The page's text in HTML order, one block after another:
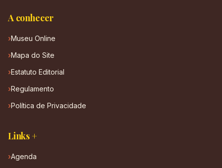
A conhecer
Museu Online
Mapa do Site
Estatuto Editorial
Regulamento
Política de Privacidade
Links +
Agenda